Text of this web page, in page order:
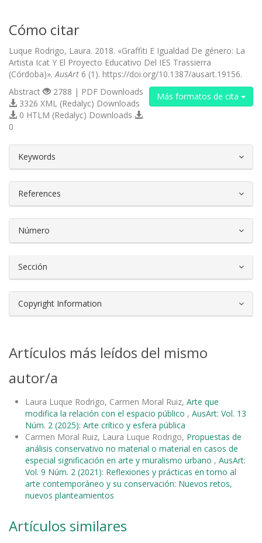
Cómo citar
Luque Rodrigo, Laura. 2018. «Graffiti E Igualdad De género: La
Artista Icat Y El Proyecto Educativo Del IES Trassierra
(Córdoba)». AusArt 6 (1). https://doi.org/10.1387/ausart.19156.
Más formatos de cita
Abstract
2788 | PDF Downloads
3326 XML (Redalyc) Downloads
0 HTLM (Redalyc) Downloads
0
Keywords
References
Número
Sección
Copyright Information
Artículos más leídos del mismo
autor/a
Laura Luque Rodrigo, Carmen Moral Ruiz, Arte que
modifica la relación con el espacio público , AusArt: Vol. 13
Núm. 2 (2025): Arte crítico y esfera pública
Carmen Moral Ruiz, Laura Luque Rodrigo, Propuestas de
análisis conservativo no material o material en casos de
especial significación en arte y muralismo urbano , AusArt:
Vol. 9 Núm. 2 (2021): Reflexiones y prácticas en torno al
arte contemporáneo y su conservación: Nuevos retos,
nuevos planteamientos
Artículos similares